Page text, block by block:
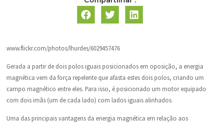
www.flickr.com/photos/lhurdes/6029457476
Gerada a partir de dois polos iguais posicionados em oposição, a energia
magnética vem da força repelente que afasta estes dois polos, criando um
campo magnético entre eles. Para isso, é posicionado um motor equipado
com dois imãs (um de cada lado) com lados iguais alinhados.
Uma das principais vantagens da energia magnética em relação aos